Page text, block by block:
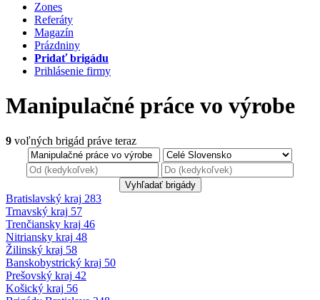
Zones
Referáty
Magazín
Prázdniny
Pridať brigádu
Prihlásenie firmy
Manipulačné práce vo výrobe
9 voľných brigád práve teraz
Bratislavský kraj 283
Trnavský kraj 57
Trenčiansky kraj 46
Nitriansky kraj 48
Žilinský kraj 58
Banskobystrický kraj 50
Prešovský kraj 42
Košický kraj 56